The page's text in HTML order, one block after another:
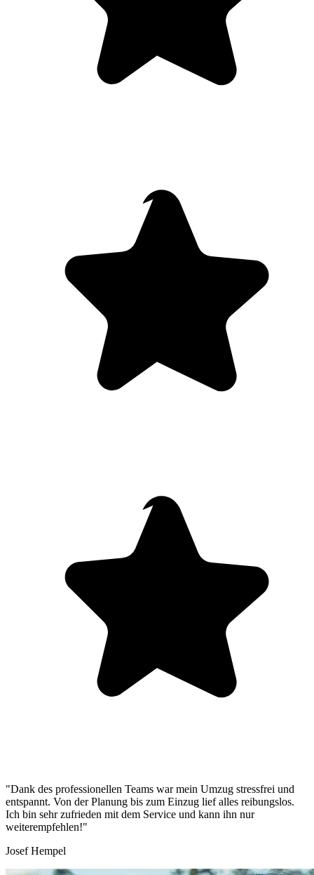
"Dank des professionellen Teams war mein Umzug stressfrei und
entspannt. Von der Planung bis zum Einzug lief alles reibungslos.
Ich bin sehr zufrieden mit dem Service und kann ihn nur
weiterempfehlen!"
Josef Hempel